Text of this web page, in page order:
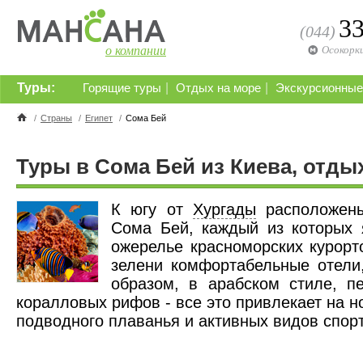
о компании
(044)
Горящие туры Отдых на море
Туры:
/ Страны / Египет / Сома Бей
Туры в Сома Бей из Киева,
К югу от Хургады
Сома Бей, каждый из которых
ожерелье красноморских
зелени комфортабельные
образом, в арабском стиле,
коралловых рифов - все это привлекает на
подводного плаванья и активных видов